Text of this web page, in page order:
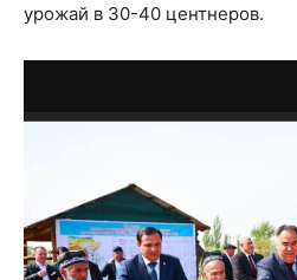
урожай в 30-40 центнеров.